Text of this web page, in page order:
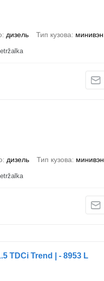
дизель Тип кузова минивэн
дизель Тип кузова минивэн
TDCi Trend | - 8953 L